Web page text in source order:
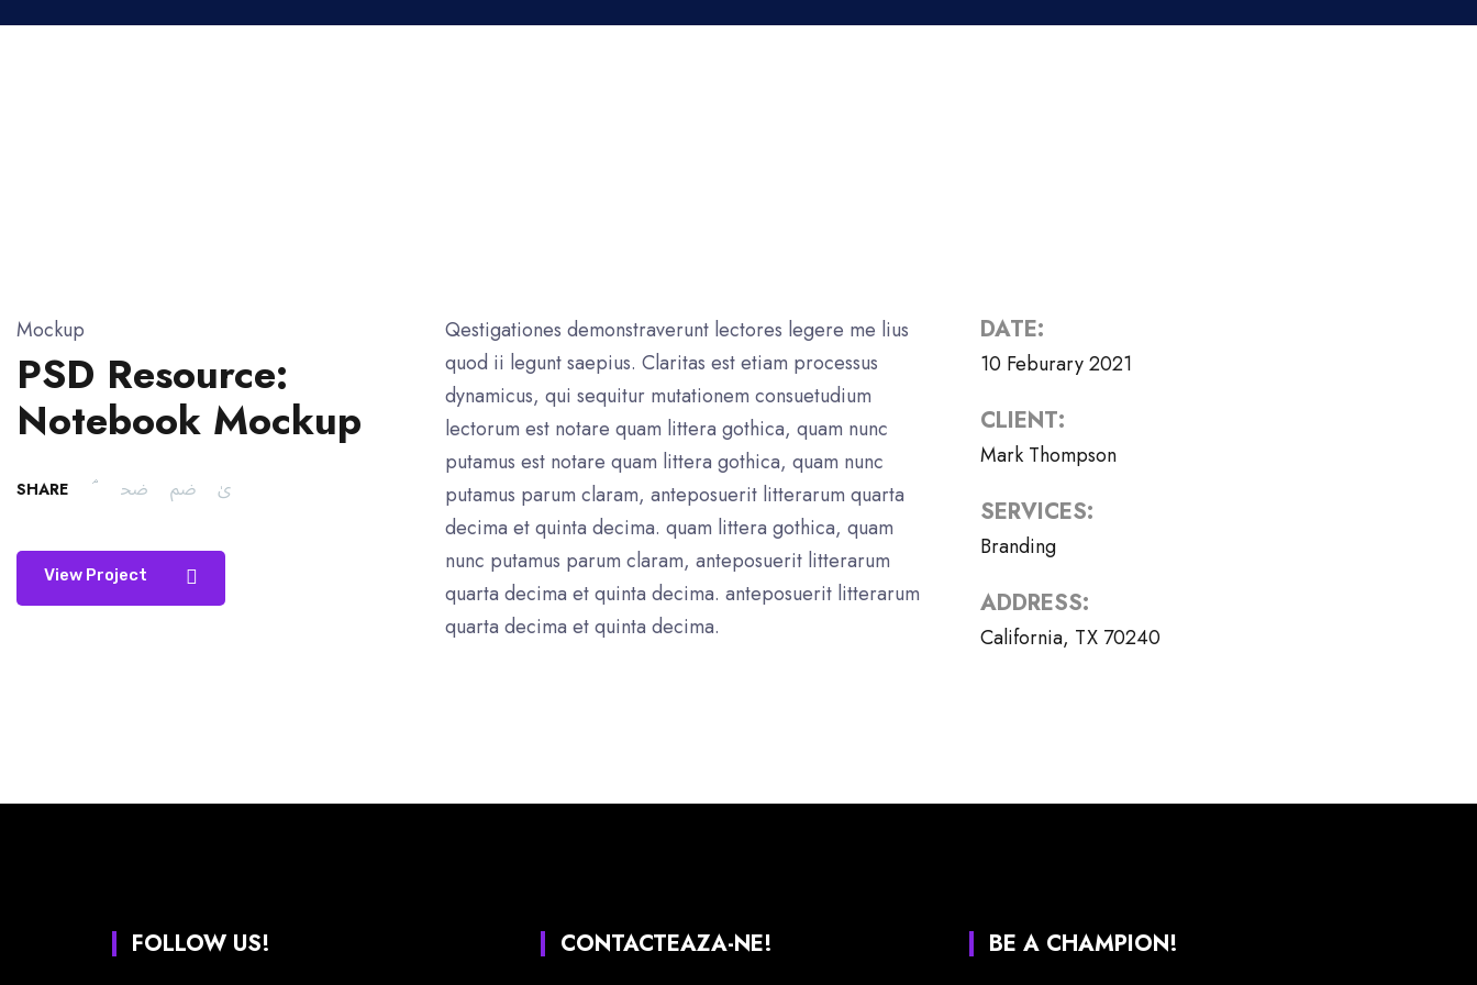
Mockup
PSD Resource:
Notebook Mockup
SHARE
View Project
Qestigationes demonstraverunt lectores legere me lius
quod ii legunt saepius. Claritas est etiam processus
dynamicus, qui sequitur mutationem consuetudium
lectorum est notare quam littera gothica, quam nunc
putamus est notare quam littera gothica, quam nunc
putamus parum claram, anteposuerit litterarum quarta
decima et quinta decima. quam littera gothica, quam
nunc putamus parum claram, anteposuerit litterarum
quarta decima et quinta decima. anteposuerit litterarum
quarta decima et quinta decima.
DATE:
10 Feburary 2021
CLIENT:
Mark Thompson
SERVICES:
Branding
ADDRESS:
California, TX 70240
FOLLOW US! CONTACTEAZA-NE! BE A CHAMPION!